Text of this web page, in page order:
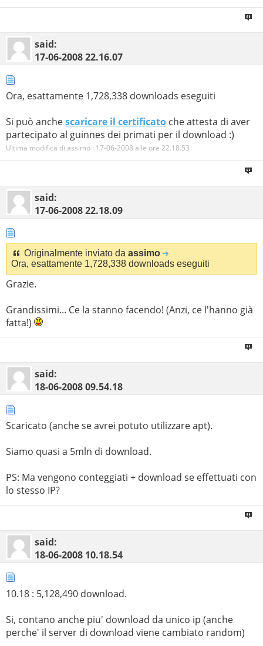
said:
17-06-200822.16.07
Ora, esattamente 1,728,338 downloads eseguiti
Si può anchescaricare il certificato che attesta di aver
partecipato al guinnes dei primati per il download :)
Ultima modifica di assimo : 17-06-2008 alle ore 22.18.53
said:
17-06-200822.18.09
Originalmente inviato da assimo
Ora, esattamente 1,728,338 downloads eseguiti
Grazie.
Grandissimi... Ce la stanno facendo! (Anzi, ce l'hanno già
fatta!)
said:
18-06-200809.54.18
Scaricato (anche se avrei potuto utilizzare apt).
Siamo quasi a 5mln di download.
PS: Ma vengono conteggiati + download se effettuati con
lo stesso IP?
said:
18-06-2008 10.18.54
10.18 : 5,128,490 download.
Si, contano anche piu' download da unico ip (anche
perche' il server di download viene cambiato random)